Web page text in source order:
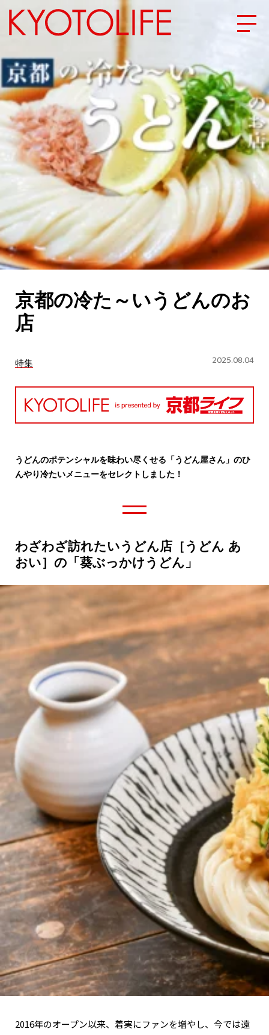
エリアから探す
地図から探す
カテゴリーから探す
SPECIAL
NEW OPEN
SERIES
CULTURE
ABOUT US
チケットプレゼント応募
MAIN MENU
カレーが好き
京都おやつクラブ
私と店のはなし
今月の京みやげ
京都の書店
すべて
関西で開催。
おすすめの展覧会
おすすめの映画
誠光社で選びました。
おすすめの本
紹介します。
おすすめのイベント
京都の冷た～いうどんのお
店
特集 2025.08.04
うどんのポテンシャルを味わい尽くせる「うどん屋さん」のひ
んやり冷たいメニューをセレクトしました！
わざわざ訪れたいうどん店［うどん あ
おい］の「葵ぶっかけうどん」
2016年のオープン以来、着実にファンを増やし、今では遠